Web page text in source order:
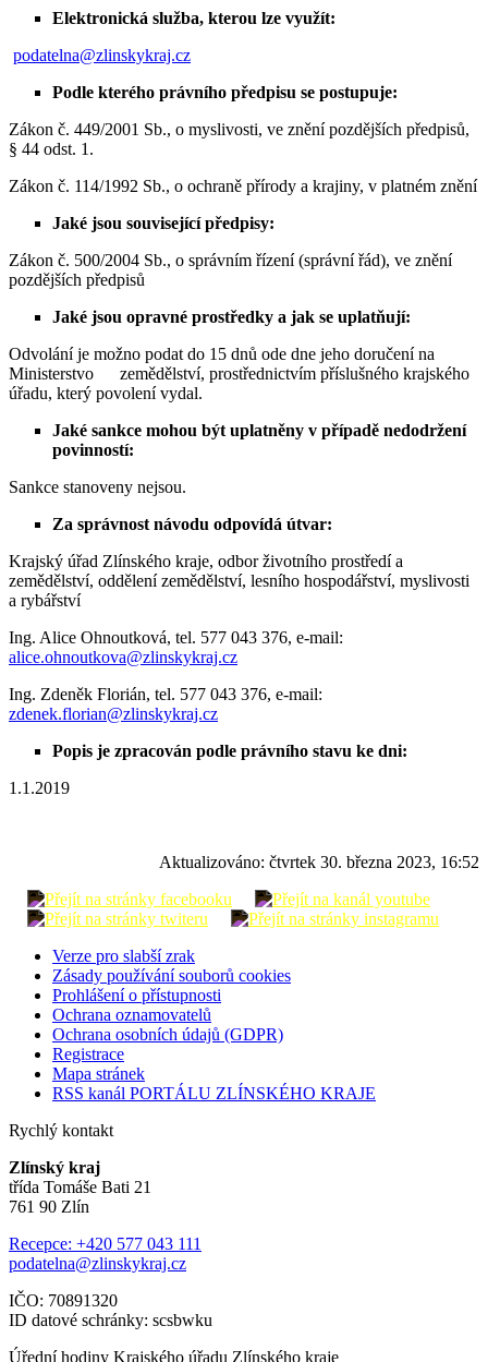
Elektronická služba, kterou lze využít:
podatelna@zlinskykraj.cz
Podle kterého právního předpisu se postupuje:
Zákon č. 449/2001 Sb., o myslivosti, ve znění pozdějších předpisů,
§ 44 odst. 1.
Zákon č. 114/1992 Sb., o ochraně přírody a krajiny, v platném znění
Jaké jsou související předpisy:
Zákon č. 500/2004 Sb., o správním řízení (správní řád), ve znění
pozdějších předpisů
Jaké jsou opravné prostředky a jak se uplatňují:
Odvolání je možno podat do 15 dnů ode dne jeho doručení na
Ministerstvo zemědělství, prostřednictvím příslušného krajského
úřadu, který povolení vydal.
Jaké sankce mohou být uplatněny v případě nedodržení
povinností:
Sankce stanoveny nejsou.
Za správnost návodu odpovídá útvar:
Krajský úřad Zlínského kraje, odbor životního prostředí a
zemědělství, oddělení zemědělství, lesního hospodářství, myslivosti
a rybářství
Ing. Alice Ohnoutková, tel. 577 043 376, e-mail:
alice.ohnoutkova@zlinskykraj.cz
Ing. Zdeněk Florián, tel. 577 043 376, e-mail:
zdenek.florian@zlinskykraj.cz
Popis je zpracován podle právního stavu ke dni:
1.1.2019
Aktualizováno: čtvrtek 30. března 2023, 16:52
Verze pro slabší zrak
Zásady používání souborů cookies
Prohlášení o přístupnosti
Ochrana oznamovatelů
Ochrana osobních údajů (GDPR)
Registrace
Mapa stránek
RSS kanál PORTÁLU ZLÍNSKÉHO KRAJE
Rychlý kontakt
Zlínský kraj
třída Tomáše Bati 21
761 90 Zlín
Recepce: +420 577 043 111
podatelna@zlinskykraj.cz
IČO: 70891320
ID datové schránky: scsbwku
Úřední hodiny Krajského úřadu Zlínského kraje